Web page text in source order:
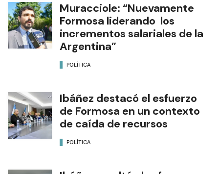
Muracciole: “Nuevamente
Formosa liderando los
incrementos salariales de la
Argentina”
POLÍTICA
Ibáñez destacó el esfuerzo
de Formosa en un contexto
de caída de recursos
POLÍTICA